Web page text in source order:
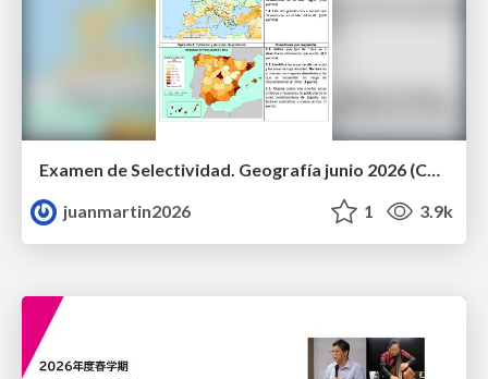
Examen de Selectividad. Geografía junio 2026 (Convocatoria Ordinaria). UCLM
juanmartin2026
1 3.9k